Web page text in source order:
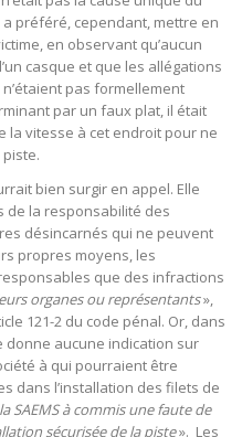
préféré, cependant, mettre en
en observant qu’aucun
casque et que les allégations
pas formellement
par un faux plat, il était
la vitesse à cet endroit pour ne
bien surgir en appel. Elle
de la responsabilité des
désincarnés qui ne peuvent
propres moyens, les
que des infractions
organes ou représentants»,
121-2 du code pénal. Or, dans
aucune indication sur
à qui pourraient être
dans l’installation des filets de
la SAEMS à commis une faute de
sécurisée de la piste». Les